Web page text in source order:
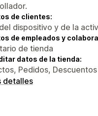
de clientes:
dispositivo y de la
de empleados y
de tienda
datos de la tienda:
Pedidos, Descuentos
detalles